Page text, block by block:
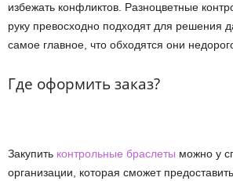
избежать конфликтов. Разноцветные
руку превосходно подходят для решения
самое главное, что обходятся они
Где оформить заказ?
Закупить контрольные браслеты можно у
организации, которая сможет